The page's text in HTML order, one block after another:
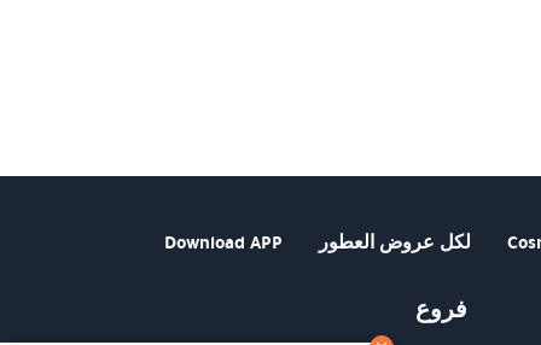
لكل عروض العطور Download APP
فروع